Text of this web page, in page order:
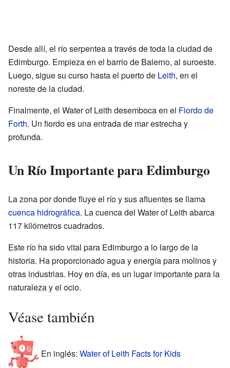
Desde allí, el río serpentea a través de toda la ciudad de
Edimburgo. Empieza en el barrio de Balerno, al suroeste.
Luego, sigue su curso hasta el puerto de Leith, en el
noreste de la ciudad.
Finalmente, el Water of Leith desemboca en el Fiordo de
Forth. Un fiordo es una entrada de mar estrecha y
profunda.
Un Río Importante para Edimburgo
La zona por donde fluye el río y sus afluentes se llama
cuenca hidrográfica. La cuenca del Water of Leith abarca
117 kilómetros cuadrados.
Este río ha sido vital para Edimburgo a lo largo de la
historia. Ha proporcionado agua y energía para molinos y
otras industrias. Hoy en día, es un lugar importante para la
naturaleza y el ocio.
Véase también
En inglés: Water of Leith Facts for Kids